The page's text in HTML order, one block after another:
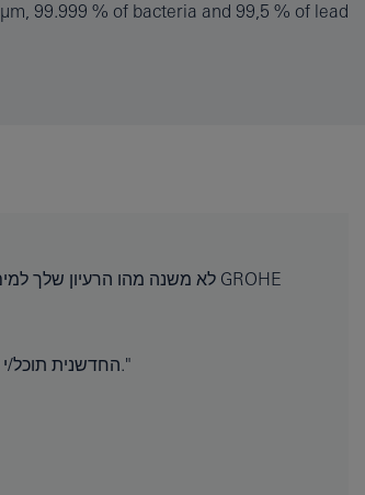
µm, 99.999 % of bacteria and 99,5 % of lead
עם מערכת GROHE Red החדשנית תוכל/י לקבל מים רותחים ישירות מהברז - בבטחה ובאופן מיידי."